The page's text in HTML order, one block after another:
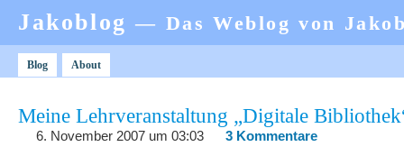
Jakoblog— Das Weblog von
Blog About
Meine Lehrveranstaltung „Digitale
6. November 2007 um 03:03 3 Kommentare